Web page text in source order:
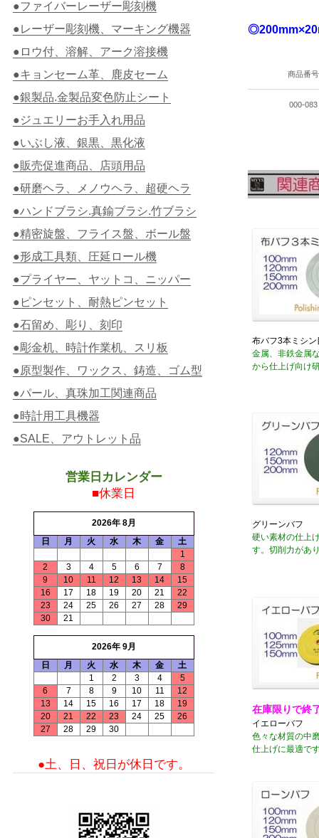
商品番号
000-083
布バフ3本ミシン
金属、非鉄金属
から仕上げ向け
グリーンバフ
硬い素材の仕上
す。切削力があ
在庫限りで終
イエローバフ
色々な材質の中
仕上げに最適で
●ファイバーレーザー彫刻機
●レーザー彫刻機、マーキング機器
●ロウ付、溶解、アーク溶接機
●キョンセーム革、鹿皮セーム
●銀製品.金製品変色防止シート
●ジュエリーお手入れ用品
●いぶし液、銀黒、黒化液
●販売促進商品、店頭用品
●研磨ヘラ、メノウヘラ、超硬ヘラ
●ハンドブラシ.真鍮ブラシ.竹ブラシ
●精密旋盤、フライス盤、ボール盤
●形成工具類、圧延ロール機
●プライヤー、ヤットコ、ニッパー
●ピンセット、耐熱ピンセット
●石留め、彫り、刻印
●彫金机、時計作業机、スリ板
●原型製作、ワックス、鋳造、ゴム型
●パール、真珠加工関連商品
●時計用工具機器
●SALE、アウトレット品
営業日カレンダー
■休業日
2026年 8月
日
月 火 水 木 金
土
1
2
3 4 5 6 7
8
9
10 11 12 13 14
15
16
17 18 19 20 21
22
23
24 25 26 27 28
29
30
21
2026年 9月
日
月 火 水 木 金
土
1
2 3 4
5
6
7 8 9 10 11
12
13
14 15 16 17 18
19
20
21 22 23 24 25
26
27
28 29 30
●土、日、祝日が休日です。